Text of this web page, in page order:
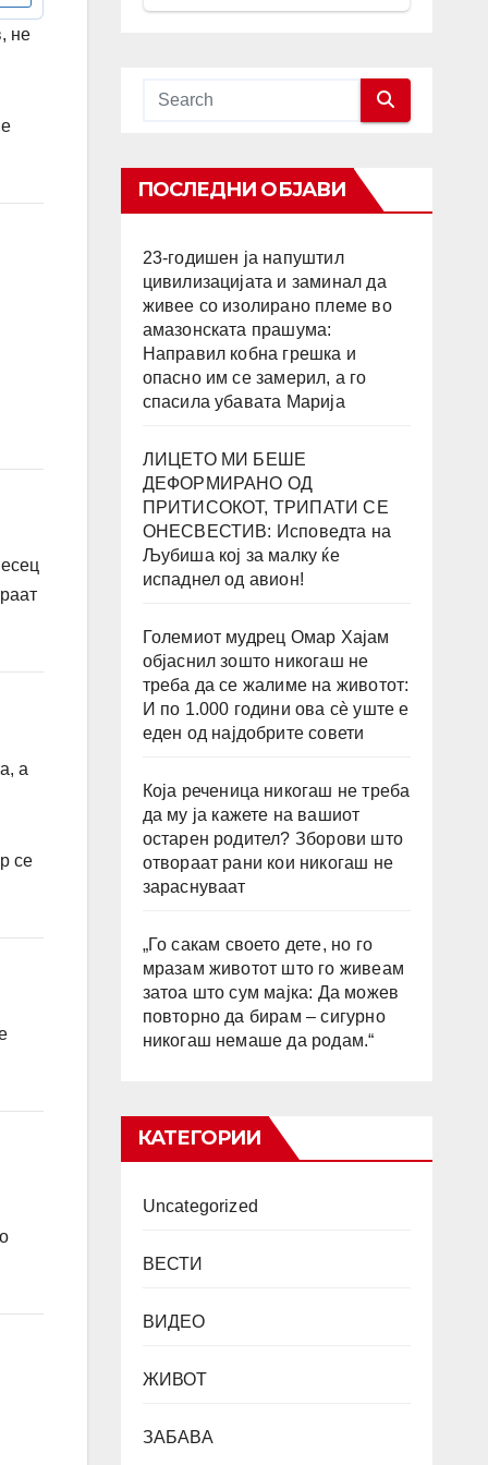
не
а
се
ПОСЛЕДНИ ОБЈАВИ
23-годишен ја напуштил
цивилизацијата и заминал да
живее со изолирано племе во
амазонската прашума:
Направил кобна грешка и
опасно им се замерил, а го
спасила убавата Марија
ЛИЦЕТО МИ БЕШЕ
ДЕФОРМИРАНО ОД
ПРИТИСОКОТ, ТРИПАТИ СЕ
ОНЕСВЕСТИВ: Исповедта на
Љубиша кој за малку ќе
испаднел од авион!
Големиот мудрец Омар Хајам
објаснил зошто никогаш не
треба да се жалиме на животот:
И по 1.000 години ова сè уште е
еден од најдобрите совети
Која реченица никогаш не треба
да му ја кажете на вашиот
остарен родител? Зборови што
отвораат рани кои никогаш не
зараснуваат
„Го сакам своето дете, но го
мразам животот што го живеам
затоа што сум мајка: Да можев
повторно да бирам – сигурно
никогаш немаше да родам.“
КАТЕГОРИИ
Uncategorized
ВЕСТИ
ВИДЕО
ЖИВОТ
ЗАБАВА